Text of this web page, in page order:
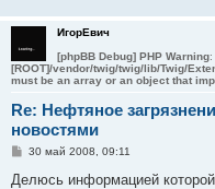
ИгорЕвич
[phpBB Debug] PHP Warning:
[ROOT]/vendor/twig/twig/lib/Twig/
must be an array or an object that
Re: Нефтяное
новостями
С
о
30 май 2008, 09:11
Делюсь информацией